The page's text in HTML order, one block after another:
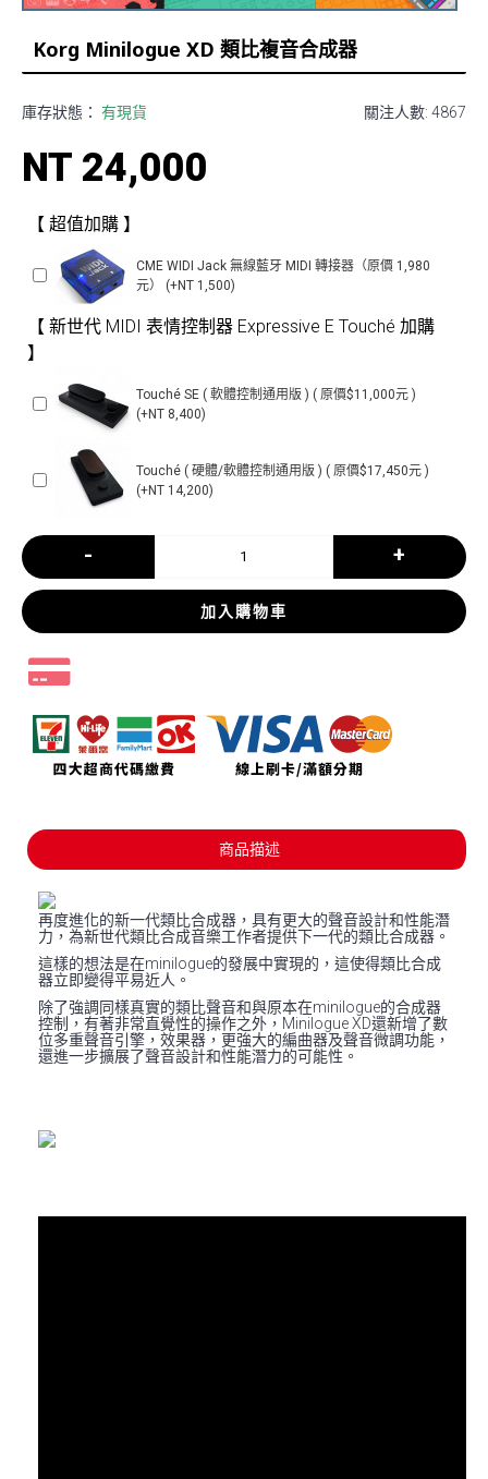
Korg Minilogue XD 類比複音合成器
關注人數: 4867
庫存狀態： 有現貨
NT 24,000
【 超值加購 】
CME WIDI Jack 無線藍牙 MIDI 轉接器（原價 1,980
元） (+NT 1,500)
【 新世代 MIDI 表情控制器 Expressive E Touché 加購
】
Touché SE ( 軟體控制通用版 ) ( 原價$11,000元 )
(+NT 8,400)
Touché ( 硬體/軟體控制通用版 ) ( 原價$17,450元 )
(+NT 14,200)
- +
加入購物車
商品描述
再度進化的新一代類比合成器，具有更大的聲音設計和性能潛
力，為新世代類比合成音樂工作者提供下一代的類比合成器。
這樣的想法是在minilogue的發展中實現的，這使得類比合成
器立即變得平易近人。
除了強調同樣真實的類比聲音和與原本在minilogue的合成器
控制，有著非常直覺性的操作之外，Minilogue XD還新增了數
位多重聲音引擎，效果器，更強大的編曲器及聲音微調功能，
還進一步擴展了聲音設計和性能潛力的可能性。